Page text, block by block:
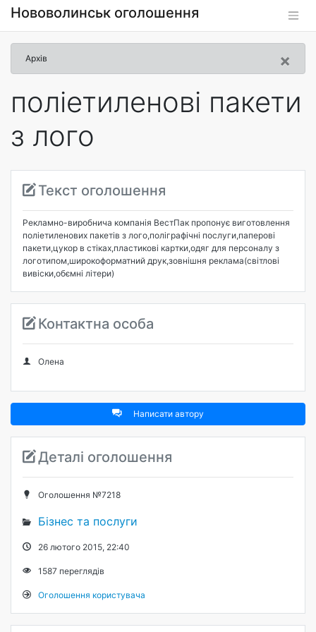
Нововолинськ оголошення
×
Архів
поліетиленові пакети
з лого
Текст оголошення
Рекламно-виробнича компанія ВестПак пропонує виготовлення
поліетиленових пакетів з лого,поліграфічні послуги,паперові
пакети,цукор в стіках,пластикові картки,одяг для персоналу з
логотипом,широкоформатний друк,зовнішня реклама(світлові
вивіски,обємні літери)
Контактна особа
Олена
Написати автору
Деталі оголошення
Оголошення №7218
Бізнес та послуги
26 лютого 2015, 22:40
1587 переглядів
Оголошення користувача